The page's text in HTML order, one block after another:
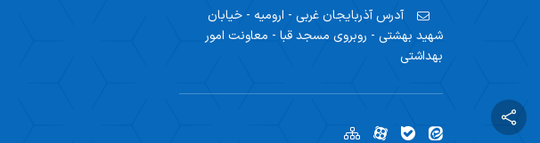
آدرس آذربایجان غربی - ارومیه - خیابان
شهید بهشتی - روبروی مسجد قبا - معاونت امور
بهداشتی